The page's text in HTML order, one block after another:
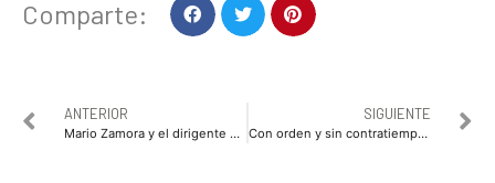
Comparte:
ANTERIOR
Mario Zamora y el dirigente nacional del PRI, Alejandro Moreno se reúnen de cara a la renovación de la gubernatura de Sinaloa
SIGUIENTE
Con orden y sin contratiempos, avanza vacunación de personal de salud contra Covid-19